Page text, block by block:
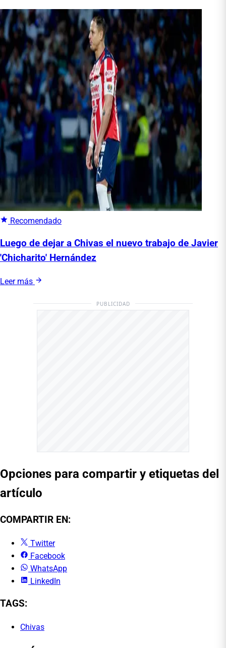
Recomendado
Luego de dejar a Chivas el nuevo trabajo de Javier
'Chicharito' Hernández
Leer más
PUBLICIDAD
Opciones para compartir y etiquetas del
artículo
COMPARTIR EN:
Twitter
Facebook
WhatsApp
LinkedIn
TAGS:
Chivas